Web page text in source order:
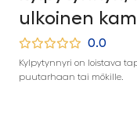
ulkoinen
0.0
Kylpytynnyri on loistava
puutarhaan tai mökille.